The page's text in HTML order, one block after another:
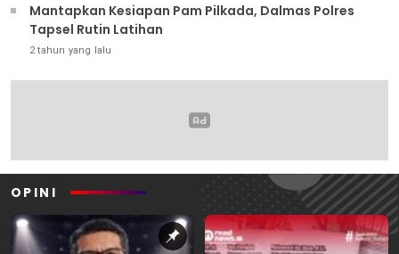
Mantapkan Kesiapan Pam Pilkada, Dalmas Polres
Tapsel Rutin Latihan
2 tahun yang lalu
OPINI